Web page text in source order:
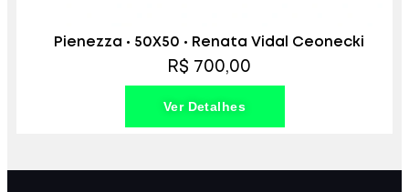
Pienezza • 50X50 • Renata Vidal Ceonecki
R$ 700,00
Ver Detalhes